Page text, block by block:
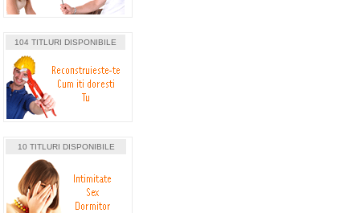
104 TITLURI DISPONIBILE
10 TITLURI DISPONIBILE